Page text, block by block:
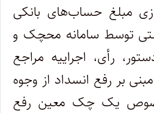
مبلغ حساب‌های بانکی
توسط سامانه محچک و
رأی‏، اجراییه مراجع
بر رفع انسداد از وجوه
یک چک معین رفع